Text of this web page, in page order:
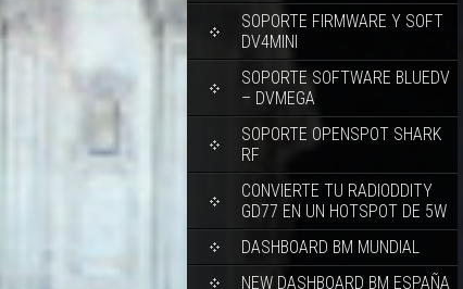
SOPORTE FIRMWARE Y SOFT
DV4MINI
SOPORTE SOFTWARE BLUEDV
– DVMEGA
SOPORTE OPENSPOT SHARK
RF
CONVIERTE TU RADIODDITY
GD77 EN UN HOTSPOT DE 5W
DASHBOARD BM MUNDIAL
NEW DASHBOARD BM ESPAÑA